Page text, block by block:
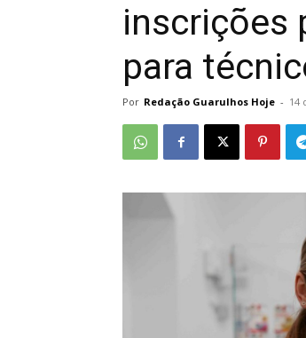
inscrições
para
Por Redação Guarulhos Hoje - 14